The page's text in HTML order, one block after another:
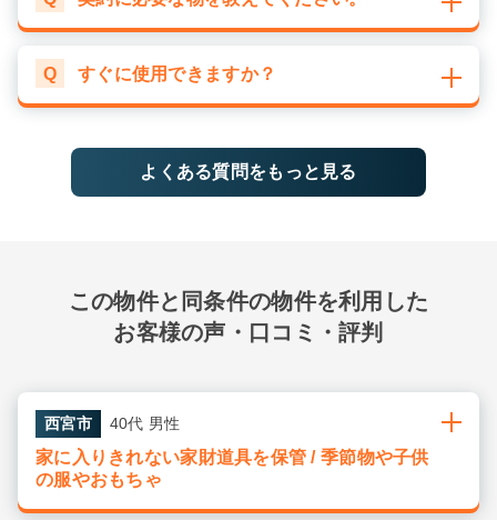
Q すぐに使用できますか？
よくある質問をもっと見る
この物件と同条件の物件を利用した
お客様の声・口コミ・評判
西宮市 40代 男性
家に入りきれない家財道具を保管 / 季節物や子供
の服やおもちゃ